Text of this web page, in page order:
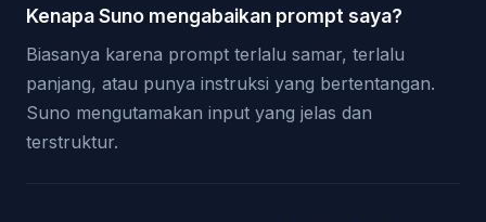
Kenapa Suno mengabaikan prompt saya?
Biasanya karena prompt terlalu samar, terlalu
panjang, atau punya instruksi yang bertentangan.
Suno mengutamakan input yang jelas dan
terstruktur.